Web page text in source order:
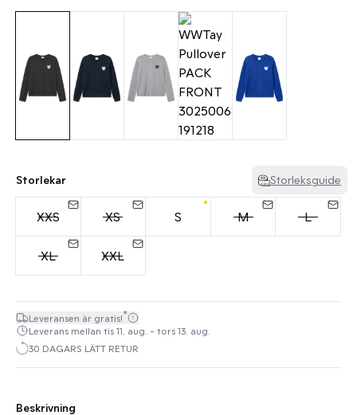
Storlekar Storleksguide
XXS XS S M L
XL XXL
Leveransen är gratis!*
Leverans mellan tis 11. aug. - tors 13. aug.
30 DAGARS LÄTT RETUR
Beskrivning